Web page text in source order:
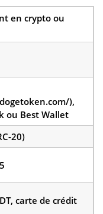
en crypto ou
),
ou Best Wallet
20)
carte de crédit